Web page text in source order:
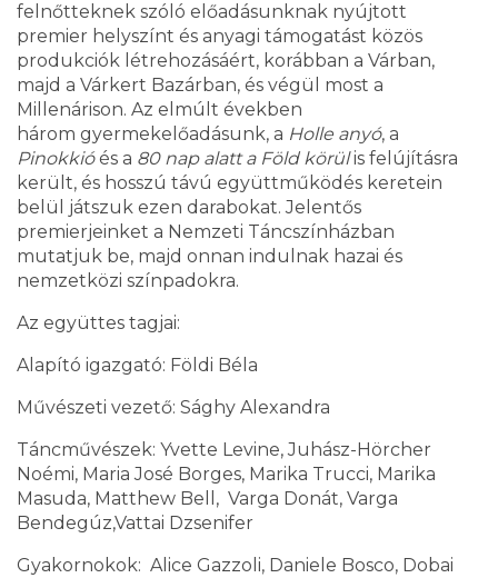
felnőtteknek szóló előadásunknak nyújtott
premier helyszínt és anyagi támogatást közös
produkciók létrehozásáért, korábban a Várban,
majd a Várkert Bazárban, és végül most a
Millenárison. Az elmúlt években
három gyermekelőadásunk, a Holle anyó, a
Pinokkióés a 80 nap alatt a Föld körülis felújításra
került, és hosszú távú együttműködés keretein
belül játszuk ezen darabokat. Jelentős
premierjeinket a Nemzeti Táncszínházban
mutatjuk be, majd onnan indulnak hazai és
nemzetközi színpadokra.
Az együttes tagjai:
Alapító igazgató: Földi Béla
Művészeti vezető: Sághy Alexandra
Táncművészek: Yvette Levine, Juhász-Hörcher
Noémi, Maria José Borges, Marika Trucci, Marika
Masuda, Matthew Bell, Varga Donát, Varga
Bendegúz,Vattai Dzsenifer
Gyakornokok: Alice Gazzoli, Daniele Bosco, Dobai